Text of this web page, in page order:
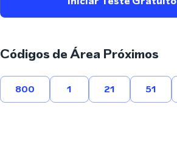
Códigos de Área Próximos
800 1 21 51